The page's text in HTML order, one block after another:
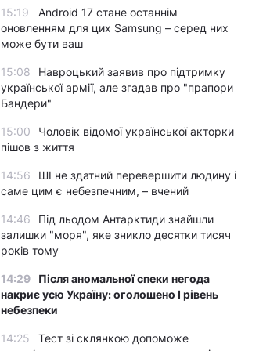
15:19
Android 17 стане останнім
оновленням для цих Samsung – серед них
може бути ваш
15:08
Навроцький заявив про підтримку
української армії, але згадав про "прапори
Бандери"
15:00
Чоловік відомої української акторки
пішов з життя
14:56
ШІ не здатний перевершити людину і
саме цим є небезпечним, – вчений
14:46
Під льодом Антарктиди знайшли
залишки "моря", яке зникло десятки тисяч
років тому
14:29
Після аномальної спеки негода
накриє усю Україну: оголошено І рівень
небезпеки
14:25
Тест зі склянкою допоможе